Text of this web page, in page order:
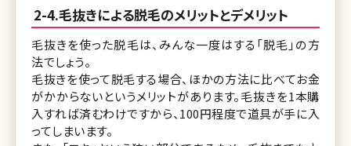
2-4.毛抜きによる脱毛のメリットとデメリット
毛抜きを使った脱毛は、みんな一度はする「脱毛」の方
法でしょう。
毛抜きを使って脱毛する場合、ほかの方法に比べてお金
がかからないというメリットがあります。毛抜きを1本購
入すれば済むわけですから、100円程度で道具が手に入
ってしまいます。